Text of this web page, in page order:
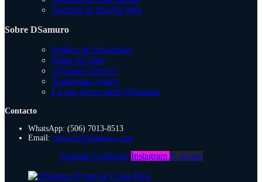
Agencia de Diseño Web
Sobre DSamuro
Política de Privacidad
Mapa del Sitio
¿Quiénes Somos?
Trabajemos juntos
Lo que dicen sobre DSamuro
Contacto
WhatsApp: (506) 7013-8513
Email: contacto@dsamuro.com
Youtube Facebook Instagram X-twitter